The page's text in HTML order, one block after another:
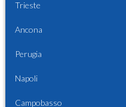
Trieste
Ancona
Perugia
Napoli
Campobasso